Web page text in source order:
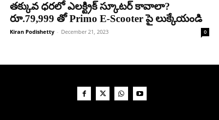
తక్కువ ధరలో ఎలక్ట్రిక్ స్కూటర్ కావాలా?
రూ.79,999 తో Primo E-Scooter పై లుక్కేయండి
Kiran Podishetty - December 21, 2023 0